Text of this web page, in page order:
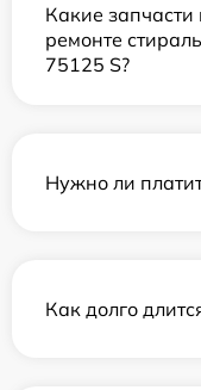
Какие запчасти
ремонте
75125 S?
Нужно ли
Как долго